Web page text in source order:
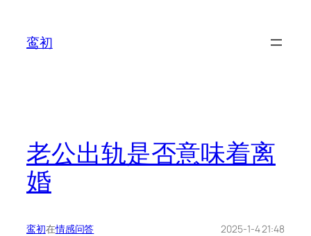
鸾初
老公出轨是否意味着离
婚
鸾初在情感问答 2025-1-4 21:48